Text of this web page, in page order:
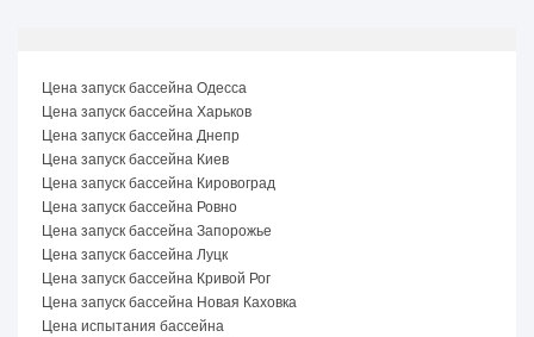
Цена запуск бассейна Одесса
Цена запуск бассейна Харьков
Цена запуск бассейна Днепр
Цена запуск бассейна Киев
Цена запуск бассейна Кировоград
Цена запуск бассейна Ровно
Цена запуск бассейна Запорожье
Цена запуск бассейна Луцк
Цена запуск бассейна Кривой Рог
Цена запуск бассейна Новая Каховка
Цена испытания бассейна